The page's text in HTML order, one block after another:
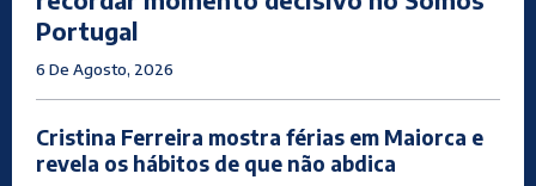
Portugal
6 De Agosto, 2026
Cristina Ferreira mostra férias em Maiorca e
revela os hábitos de que não abdica